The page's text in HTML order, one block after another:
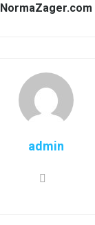
NormaZager.com
admin